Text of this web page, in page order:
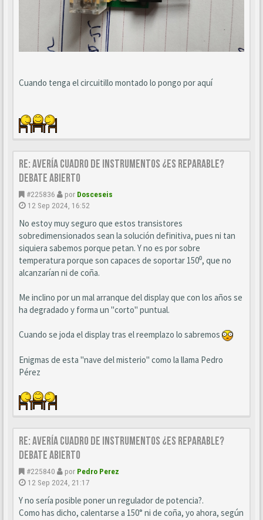
Cuando tenga el circuitillo montado lo pongo por aquí
Re: AVERÍA CUADRO DE INSTRUMENTOS ¿ES REPARABLE?
DEBATE ABIERTO
#225836 por Dosceseis
12 Sep 2024, 16:52
No estoy muy seguro que estos transistores
sobredimensionados sean la solución definitiva, pues ni tan
siquiera sabemos porque petan. Y no es por sobre
temperatura porque son capaces de soportar 150⁰, que no
alcanzarían ni de coña.
Me inclino por un mal arranque del display que con los años se
ha degradado y forma un "corto" puntual.
Cuando se joda el display tras el reemplazo lo sabremos
Enigmas de esta "nave del misterio" como la llama Pedro
Pérez
Re: AVERÍA CUADRO DE INSTRUMENTOS ¿ES REPARABLE?
DEBATE ABIERTO
#225840 por Pedro Perez
12 Sep 2024, 21:17
Y no sería posible poner un regulador de potencia?.
Como has dicho, calentarse a 150° ni de coña, yo ahora, según